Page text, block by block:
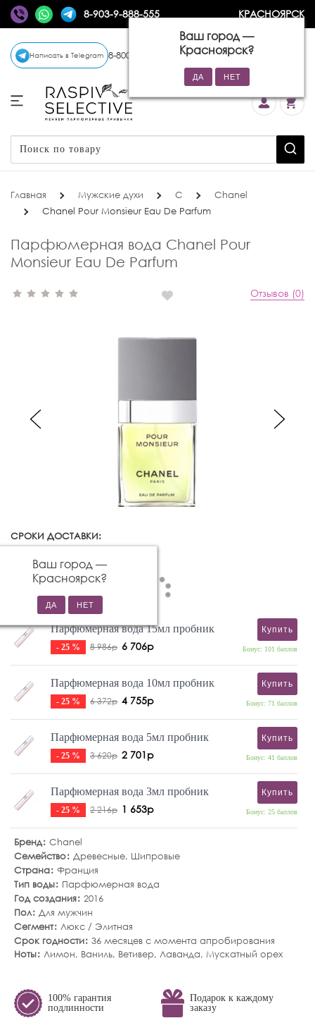
8-903-9-888-555 КРАСНОЯРСК
Ваш город —
Красноярск?
Написать в Telegram 8-800-770-72-34 (бесплатно)
Главная Мужские духи C
Chanel
Chanel Pour Monsieur Eau De Parfum
Парфюмерная вода Chanel Pour
Monsieur Eau De Parfum
Отзывов (0)
СРОКИ ДОСТАВКИ:
Ваш город —
Красноярск?
Парфюмерная вода 15мл пробник
- 25 % 8 986р 6 706р
Купить
Бонус: 101 баллов
Парфюмерная вода 10мл пробник
- 25 % 6 372р 4 755р
Купить
Бонус: 71 баллов
Парфюмерная вода 5мл пробник
- 25 % 3 620р 2 701р
Купить
Бонус: 41 баллов
Парфюмерная вода 3мл пробник
- 25 % 2 216р 1 653р
Купить
Бонус: 25 баллов
Бренд Chanel
Семейство Древесные, Шипровые
Страна Франция
Тип воды
Парфюмерная вода
Год создания 2016
Пол Для мужчин
Сегмент Люкс / Элитная
Срок годности 36 месяцев с момента апробирования
Ноты Лимон, Ваниль, Ветивер, Лаванда, Мускатный орех
100% гарантия
подлинности
Подарок к каждому
заказу